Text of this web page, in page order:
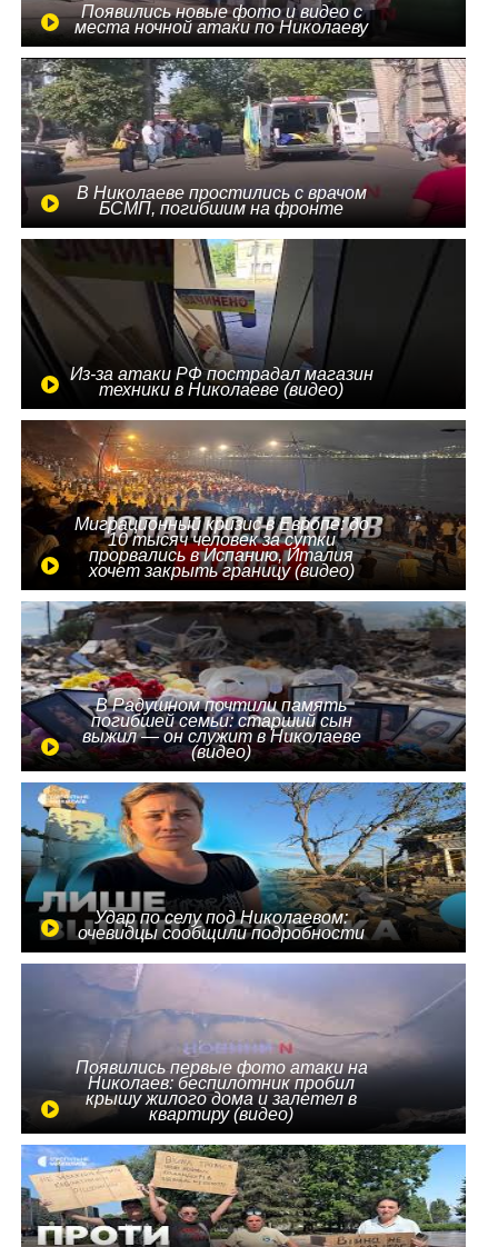
Появились новые фото и видео с
места ночной атаки по Николаеву
В Николаеве простились с врачом
БСМП, погибшим на фронте
Из-за атаки РФ пострадал магазин
техники в Николаеве (видео)
Миграционный кризис в Европе: до
10 тысяч человек за сутки
прорвались в Испанию, Италия
хочет закрыть границу (видео)
В Радушном почтили память
погибшей семьи: старший сын
выжил — он служит в Николаеве
(видео)
Удар по селу под Николаевом:
очевидцы сообщили подробности
Появились первые фото атаки на
Николаев: беспилотник пробил
крышу жилого дома и залетел в
квартиру (видео)